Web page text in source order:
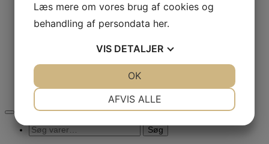
Fløjter
Andet blæs
Tuner & Metronome
Tilbud
Brugt
Værksted
Kontakt
Søg
efter:
Søg
Læs mere om vores brug af cookies og
behandling af persondata her.
VIS DETALJER
MARKETING STATISTIK
AFVIS ALLE
OK